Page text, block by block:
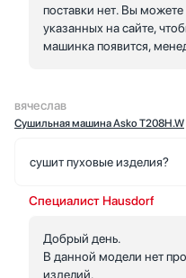
поставки нет. Вы
указанных на сайте,
машинка появится,
вячеслав
Сушильная машина Asko T208H.W
сушит пуховые изделия?
Специалист Hausdorf
Добрый день.
В данной модели нет
изделий.